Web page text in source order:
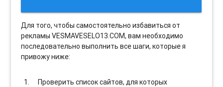
Для того, чтобы самостоятельно избавиться от
рекламы VESMAVESELO13.COM, вам необходимо
последовательно выполнить все шаги, которые я
привожу ниже:
Проверить список сайтов, для которых